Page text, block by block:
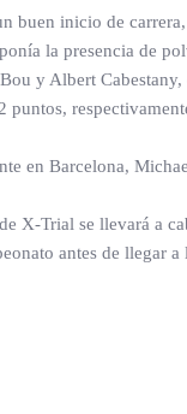
buen inicio de
la presencia de
y Albert
puntos,
en Barcelona,
X-Trial se llevará a
antes de llegar